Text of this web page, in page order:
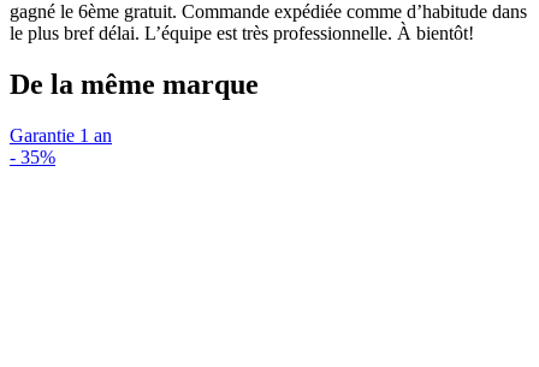
gagné le 6ème gratuit. Commande expédiée comme d’habitude dans
le plus bref délai. L’équipe est très professionnelle. À bientôt!
De la même marque
Garantie 1 an
- 35%